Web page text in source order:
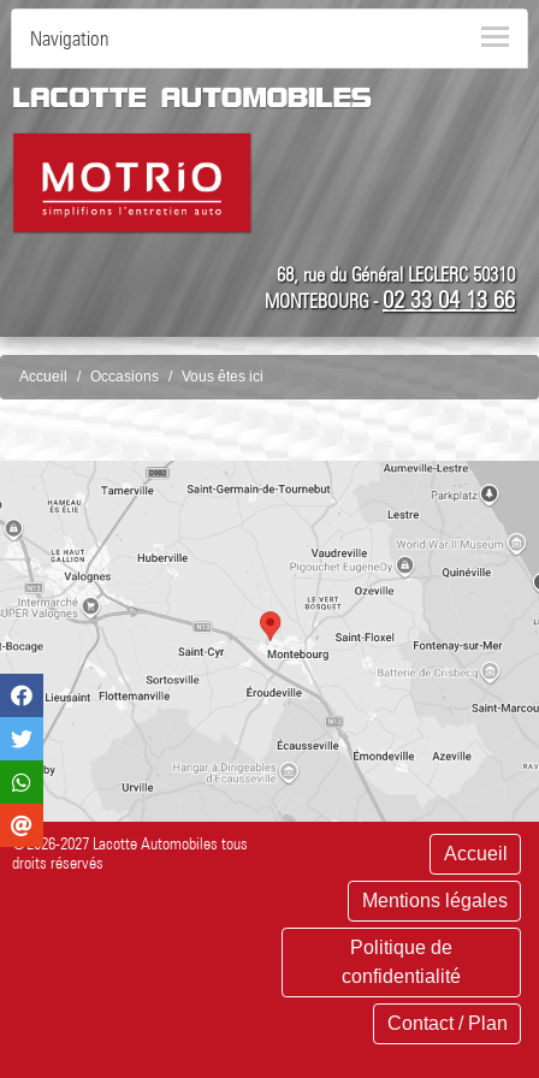
Navigation
68, rue du Général LECLERC 50310
MONTEBOURG -02 33 04 13 66
Accueil Occasions Vous êtes ici
©2026-2027 Lacotte Automobiles tous
droits réservés
Accueil
Mentions légales
Politique de
confidentialité
Contact / Plan